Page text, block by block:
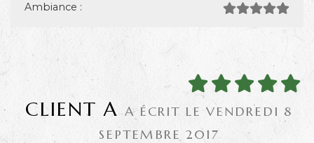
Ambiance :
CLIENT A A ÉCRIT LE VENDREDI 8
SEPTEMBRE 2017